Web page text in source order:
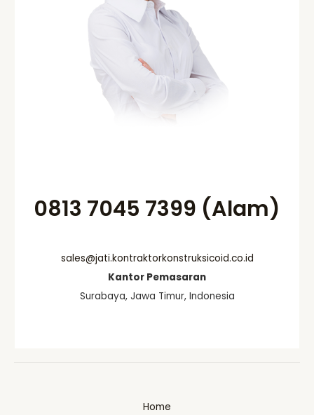
0813 7045 7399 (Alam)
sales@jati.kontraktorkonstruksicoid.co.id
Kantor Pemasaran
Surabaya, Jawa Timur, Indonesia
Home